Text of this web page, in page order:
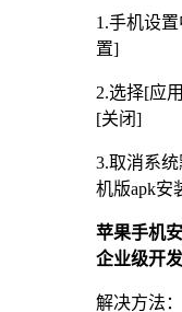
1.手机设
置]
2.选择[应
[关闭]
3.取消系
机版apk安
苹果手机
企业级开
解决方法